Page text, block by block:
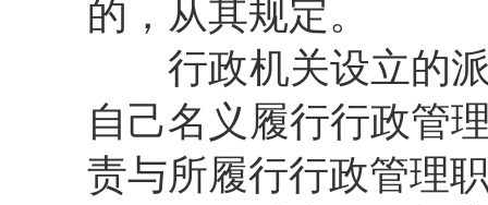
的，从其规定。
行政机关设立的派
自己名义履行行政管
责与所履行行政管理